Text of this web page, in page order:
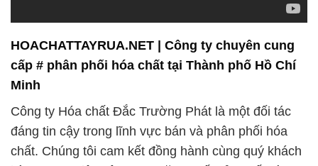
Công ty Hóa chất Đắc Trường Phát là một đối tác
đáng tin cậy trong lĩnh vực bán và phân phối hóa
chất. Chúng tôi cam kết đồng hành cùng quý khách
hàng trong việc nâng cao năng suất sản xuất và
đảm bảo an toàn trong quá trình làm việc. Triết lý
cốt lõi của chúng tôi đã được xây dựng suốt nhiều
năm qua, và chúng tôi luôn tận dụng kinh nghiệm